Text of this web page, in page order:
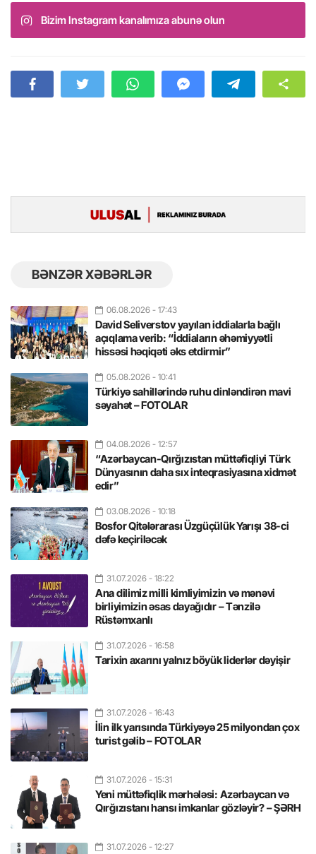
Bizim Instagram kanalımıza abunə olun
BƏNZƏR XƏBƏRLƏR
06.08.2026 - 17:43
David Seliverstov yayılan iddialarla bağlı
açıqlama verib: “İddiaların əhəmiyyətli
hissəsi həqiqəti əks etdirmir”
05.08.2026 - 10:41
Türkiyə sahillərində ruhu dinləndirən mavi
səyahət – FOTOLAR
04.08.2026 - 12:57
“Azərbaycan-Qırğızıstan müttəfiqliyi Türk
Dünyasının daha sıx inteqrasiyasına xidmət
edir”
03.08.2026 - 10:18
Bosfor Qitələrarası Üzgüçülük Yarışı 38-ci
dəfə keçiriləcək
31.07.2026 - 18:22
Ana dilimiz milli kimliyimizin və mənəvi
birliyimizin əsas dayağıdır – Tənzilə
Rüstəmxanlı
31.07.2026 - 16:58
Tarixin axarını yalnız böyük liderlər dəyişir
31.07.2026 - 16:43
İlin ilk yarısında Türkiyəyə 25 milyondan çox
turist gəlib – FOTOLAR
31.07.2026 - 15:31
Yeni müttəfiqlik mərhələsi: Azərbaycan və
Qırğızıstanı hansı imkanlar gözləyir? – ŞƏRH
31.07.2026 - 12:27